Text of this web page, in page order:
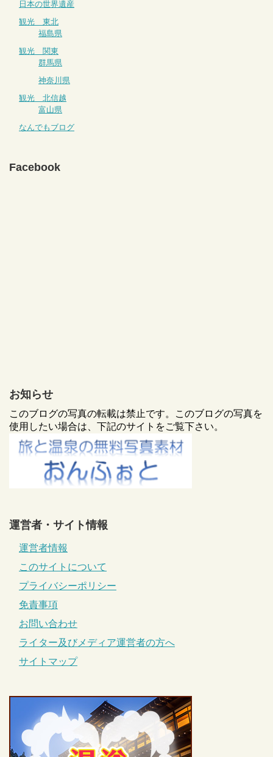
日本の世界遺産
観光 東北
福島県
観光 関東
群馬県
神奈川県
観光 北信越
富山県
なんでもブログ
Facebook
お知らせ
このブログの写真の転載は禁止です。このブログの写真を
使用したい場合は、下記のサイトをご覧下さい。
運営者・サイト情報
運営者情報
このサイトについて
プライバシーポリシー
免責事項
お問い合わせ
ライター及びメディア運営者の方へ
サイトマップ